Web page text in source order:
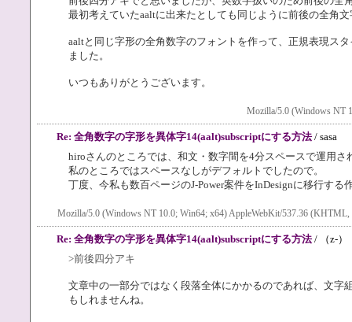
最初考えていたaaltに出来たとしても同じように前後の全角
aaltと同じ字形の全角数字のフォントを作って、正規表現ス
ました。
いつもありがとうございます。
Mozilla/5.0 (Windows NT
Re: 全角数字の字形を異体字14(aalt)subscriptにする方法/ sasa
hiroさんのところでは、和文・数字間を4分スペースで運用さ
私のところではスペースなしがデフォルトでしたので。
丁度、今私も数百ページのJ-Power案件をInDesignに移行す
Mozilla/5.0 (Windows NT 10.0; Win64; x64) AppleWebKit/537.36 (KHTML,
Re: 全角数字の字形を異体字14(aalt)subscriptにする方法/ （z-）
>前後四分アキ
文章中の一部分ではなく段落全体にかかるのであれば、文字
もしれませんね。